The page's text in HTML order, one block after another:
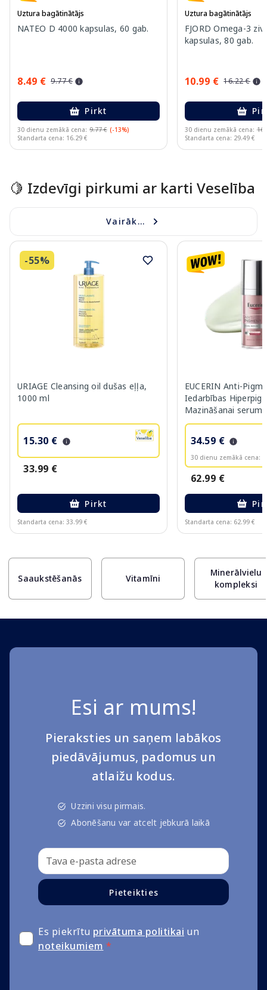
Uztura bagātinātājs
NATEO D 4000 kapsulas, 60 gab.
8.49 € 9.77 €
Pirkt
30 dienu zemākā cena: 9.77 € (-13%)
Standarta cena: 16.29 €
Uztura bagātinātājs
FJORD Omega-3
kapsulas, 80 gab.
10.99 € 16.22 €
30 dienu zemākā cena:
Standarta cena: 29.49 €
🍋 Izdevīgi pirkumi ar karti Veselība
Vairāk...
-55%
URIAGE Cleansing oil dušas eļļa,
1000 ml
15.30 €
33.99 €
Pirkt
Standarta cena: 33.99 €
EUCERIN Anti-
Iedarbības
Mazināšanai
34.59 €
30 dienu zemākā cena:
62.99 €
Standarta cena: 62.99 €
Saaukstēšanās Vitamīni
Minerālvielu
kompleksi
Esi ar mums!
Pieraksties un saņem labākos
piedāvājumus, padomus un
atlaižu kodus.
Uzzini visu pirmais.
Abonēšanu var atcelt jebkurā laikā
Pieteikties
Es piekrītu privātuma politikai un
noteikumiem *